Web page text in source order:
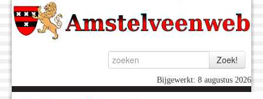
Bijgewerkt: 8 augustus 2026